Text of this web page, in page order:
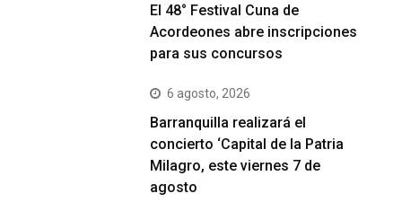
El 48° Festival Cuna de
Acordeones abre inscripciones
para sus concursos
6 agosto, 2026
Barranquilla realizará el
concierto ‘Capital de la Patria
Milagro, este viernes 7 de
agosto